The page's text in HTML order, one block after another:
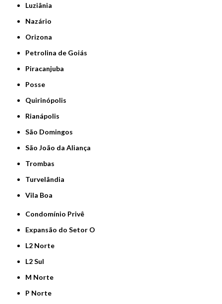
Luziânia
Nazário
Orizona
Petrolina de Goiás
Piracanjuba
Posse
Quirinópolis
Rianápolis
São Domingos
São João da Aliança
Trombas
Turvelândia
Vila Boa
Condomínio Privê
Expansão do Setor O
L2 Norte
L2 Sul
M Norte
P Norte